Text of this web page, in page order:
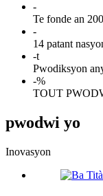
-
Te fonde an
-
14 patant
-t
Pwodiksyon
-%
TOUT
pwodwi yo
Inovasyon